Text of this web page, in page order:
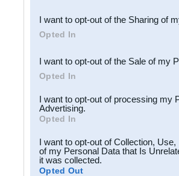
Downstream Participants
third parties.
I want to opt-out of the Sharing of
Opted In
I want to opt-out of the Sale of my
Opted In
I want to opt-out of processing my
Advertising.
Opted In
I want to opt-out of Collection,
of my Personal Data that Is
it was collected.
Opted Out